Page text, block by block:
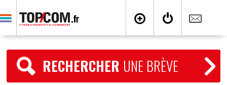
RECHERCHER UNE BRÈVE